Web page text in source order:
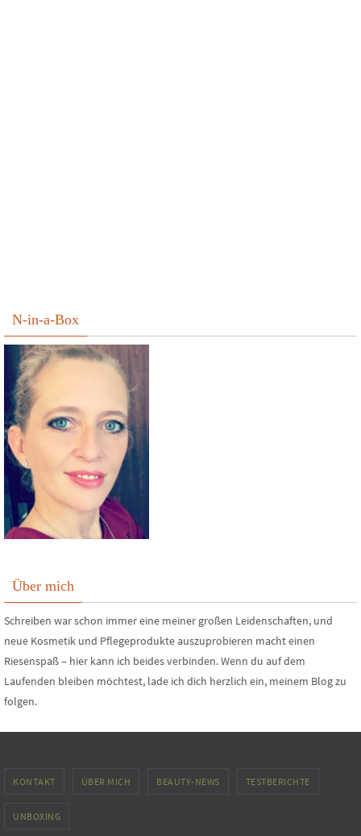
N-in-a-Box
Über mich
Schreiben war schon immer eine meiner großen Leidenschaften, und
neue Kosmetik und Pflegeprodukte auszuprobieren macht einen
Riesenspaß – hier kann ich beides verbinden. Wenn du auf dem
Laufenden bleiben möchtest, lade ich dich herzlich ein, meinem Blog zu
folgen.
KONTAKT ÜBER MICH BEAUTY-NEWS TESTBERICHTE
UNBOXING